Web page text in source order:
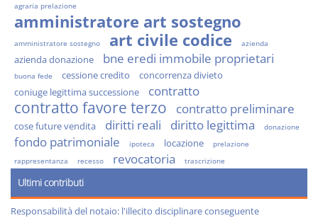
agraria prelazione
amministratore art sostegno
amministratore sostegno art civile codice azienda
azienda donazione bne eredi immobile proprietari
buona fede cessione credito
concorrenza divieto
coniuge legittima successione
contratto
contratto favore terzo contratto preliminare
cose future vendita diritti reali diritto legittima donazione
fondo patrimoniale ipoteca locazione
prelazione
rappresentanza
recesso revocatoria trascrizione
Ultimi contributi
Responsabilità del notaio: l'illecito disciplinare conseguente